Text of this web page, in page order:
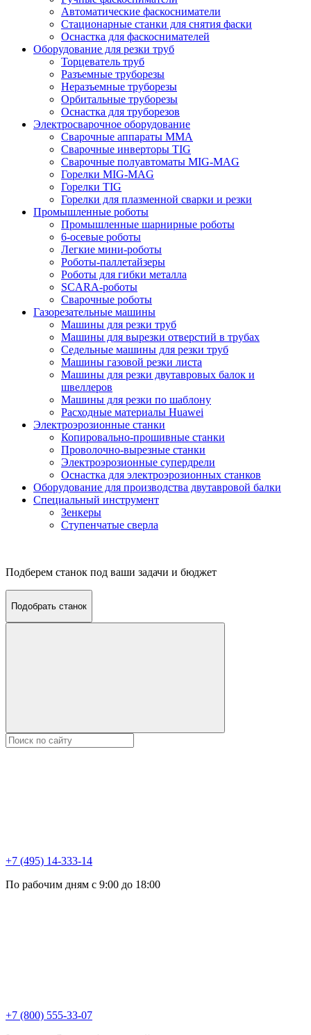
Автоматические фаскосниматели
Стационарные станки для снятия фаски
Оснастка для фаскоснимателей
Оборудование для резки труб
Торцеватель труб
Разъемные труборезы
Неразъемные труборезы
Орбитальные труборезы
Оснастка для труборезов
Электросварочное оборудование
Сварочные аппараты MMA
Сварочные инверторы TIG
Сварочные полуавтоматы MIG-MAG
Горелки MIG-MAG
Горелки TIG
Горелки для плазменной сварки и резки
Промышленные роботы
Промышленные шарнирные роботы
6-осевые роботы
Легкие мини-роботы
Роботы-паллетайзеры
Роботы для гибки металла
SCARA-роботы
Сварочные роботы
Газорезательные машины
Машины для резки труб
Машины для вырезки отверстий в трубах
Седельные машины для резки труб
Машины газовой резки листа
Машины для резки двутавровых балок и
швеллеров
Машины для резки по шаблону
Расходные материалы Huawei
Электроэрозионные станки
Копировально-прошивные станки
Проволочно-вырезные станки
Электроэрозионные супердрели
Оснастка для электроэрозионных станков
Оборудование для производства двутавровой балки
Специальный инструмент
Зенкеры
Ступенчатые сверла
Подберем станок под ваши задачи и бюджет
Подобрать станок
+7 (495) 14-333-14
По рабочим дням с 9:00 до 18:00
+7 (800) 555-33-07